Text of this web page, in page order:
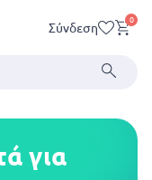
Σύνδεση 0
για